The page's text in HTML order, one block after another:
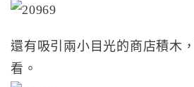
還有吸引兩小目光的商店積木
看。